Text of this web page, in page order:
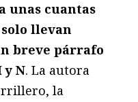
unas cuantas
llevan
breve párrafo
y N. La autora
la